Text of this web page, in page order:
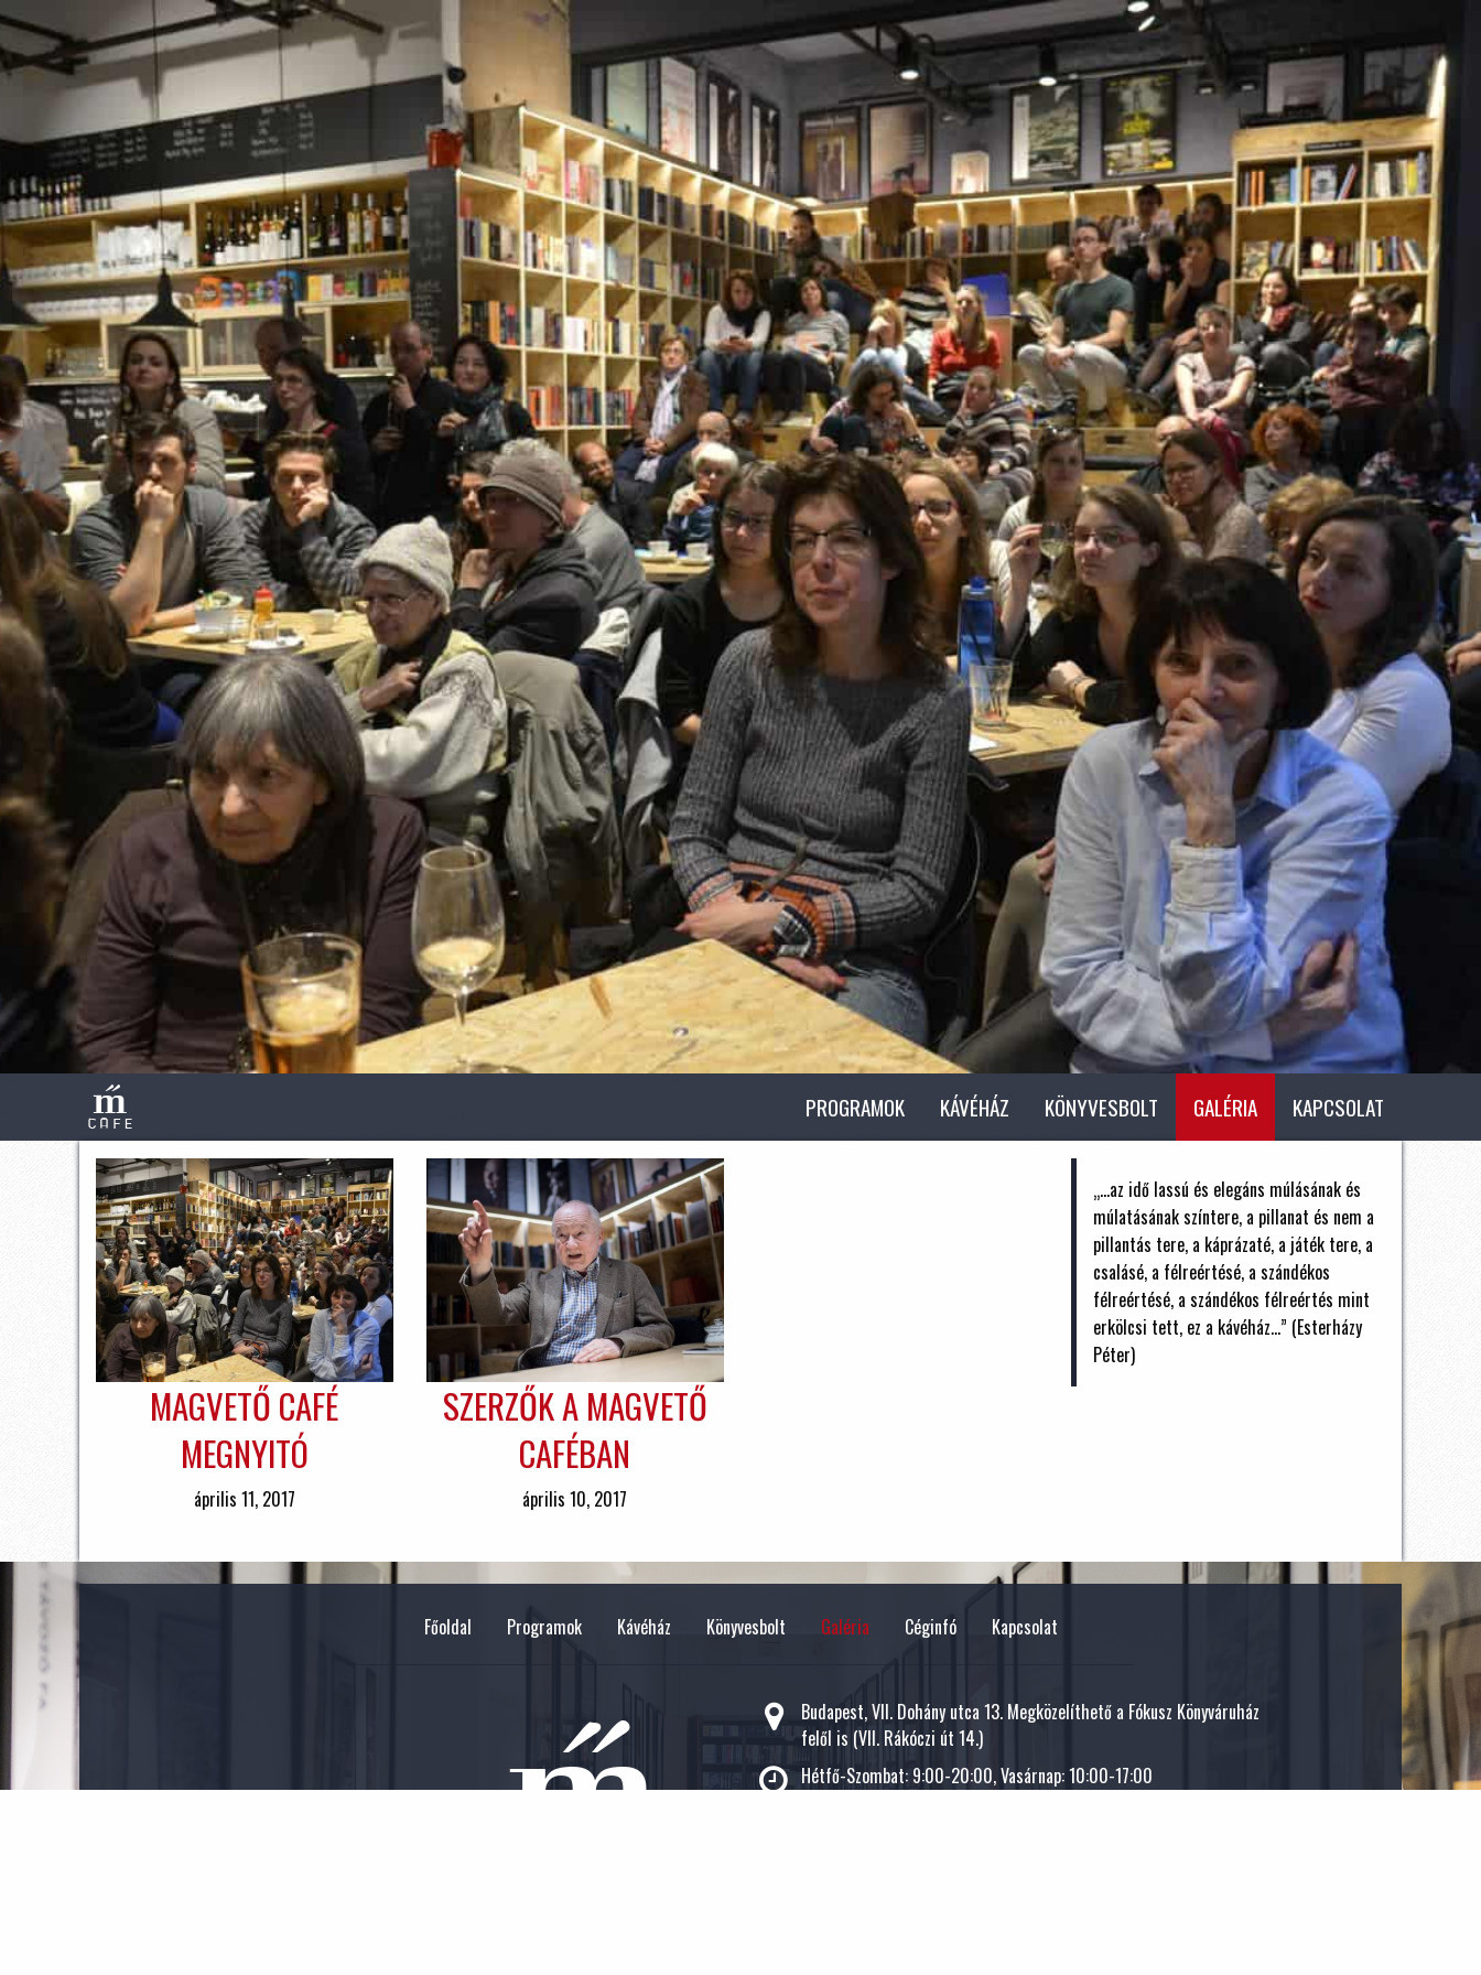
PROGRAMOK KÁVÉHÁZ KÖNYVESBOLT GALÉRIA KAPCSOLAT
MAGVETŐ CAFÉ
MEGNYITÓ
április 11, 2017
SZERZŐK A MAGVETŐ
CAFÉBAN
április 10, 2017
„...az idő lassú és elegáns múlásának és
múlatásának színtere, a pillanat és nem a
pillantás tere, a káprázaté, a játék tere, a
csalásé, a félreértésé, a szándékos
félreértésé, a szándékos félreértés mint
erkölcsi tett, ez a kávéház...” (Esterházy
Péter)
Főoldal Programok Kávéház Könyvesbolt Galéria Céginfó Kapcsolat
Budapest, VII. Dohány utca 13. Megközelíthető a Fókusz Könyváruház
felől is (VII. Rákóczi út 14.)
Hétfő-Szombat: 9:00-20:00, Vasárnap: 10:00-17:00